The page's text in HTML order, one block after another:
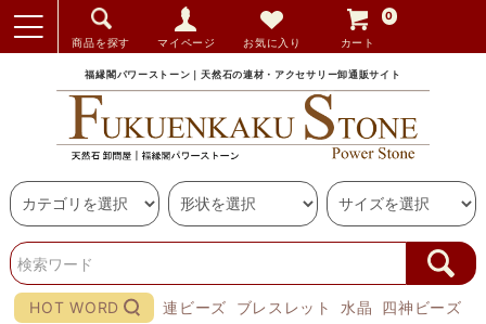
商品を探す マイページ お気に入り カート
0
福縁閣パワーストーン｜天然石の連材・アクセサリー卸通販サイト
HOT WORD 連ビーズ ブレスレット 水晶
四神ビーズ